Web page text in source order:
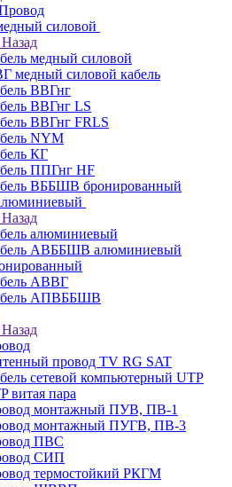
силовой
Назад
медный силовой
медный силовой кабель
ВВГнг
ВВГнг LS
ВВГнг FRLS
NYM
КГ
ППГнг HF
ВББШВ бронированный
Назад
алюминиевый
АВББШВ алюминиевый
АВВГ
АПВББШВ
Назад
провод TV RG SAT
сетевой компьютерный UTP
витая пара
монтажный ПУВ, ПВ-1
монтажный ПУГВ, ПВ-3
ПВС
СИП
термостойкий РКГМ